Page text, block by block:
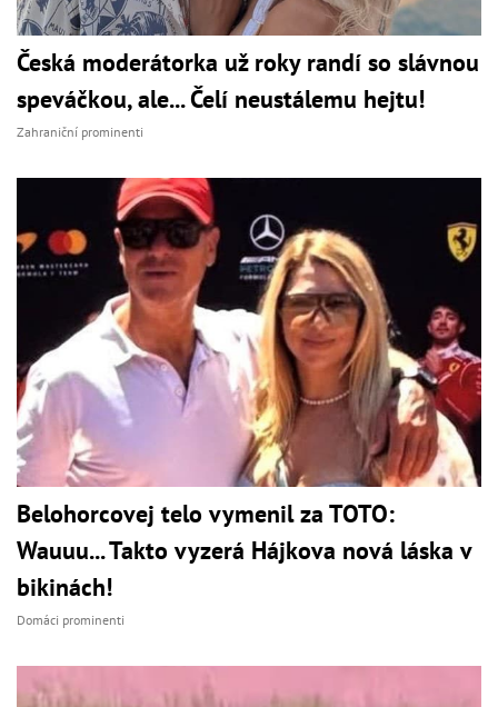
Česká moderátorka už roky randí so slávnou
speváčkou, ale... Čelí neustálemu hejtu!
Zahraniční prominenti
Belohorcovej telo vymenil za TOTO:
Wauuu... Takto vyzerá Hájkova nová láska v
bikinách!
Domáci prominenti